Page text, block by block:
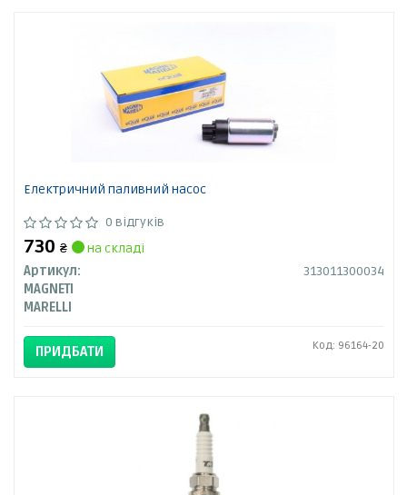
Електричний паливний насос
0 відгуків
730 ₴
на складі
Артикул:
313011300034
MAGNETI
MARELLI
ПРИДБАТИ Код: 96164-20